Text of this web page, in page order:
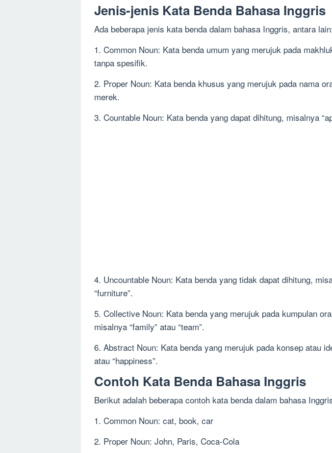
Jenis-jenis Kata Benda Bahasa Inggris
Ada beberapa jenis kata benda dalam bahasa Inggris, antara
1. Common Noun: Kata benda umum yang merujuk pada
tanpa spesifik.
2. Proper Noun: Kata benda khusus yang merujuk pada nama
merek.
3. Countable Noun: Kata benda yang dapat dihitung, misalnya
4. Uncountable Noun: Kata benda yang tidak dapat dihitung,
“furniture”.
5. Collective Noun: Kata benda yang merujuk pada kumpulan
misalnya “family” atau “team”.
6. Abstract Noun: Kata benda yang merujuk pada konsep atau
atau “happiness”.
Contoh Kata Benda Bahasa Inggris
Berikut adalah beberapa contoh kata benda dalam bahasa
1. Common Noun: cat, book, car
2. Proper Noun: John, Paris, Coca-Cola